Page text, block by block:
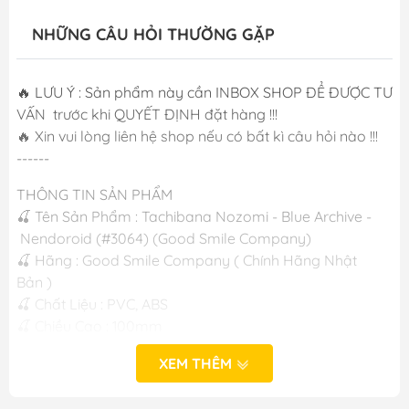
NHỮNG CÂU HỎI THƯỜNG GẶP
🔥 LƯU Ý : Sản phẩm này cần INBOX SHOP ĐỂ ĐƯỢC TƯ
VẤN trước khi QUYẾT ĐỊNH đặt hàng !!!
🔥 Xin vui lòng liên hệ shop nếu có bất kì câu hỏi nào !!!
------
THÔNG TIN SẢN PHẨM
🍒 Tên Sản Phẩm : Tachibana Nozomi - Blue Archive -
Nendoroid (#3064) (Good Smile Company)
🍒 Hãng : Good Smile Company ( Chính Hãng Nhật
Bản )
🍒 Chất Liệu : PVC, ABS
🍒 Ngày Phát Hành: T10.2026
XEM THÊM